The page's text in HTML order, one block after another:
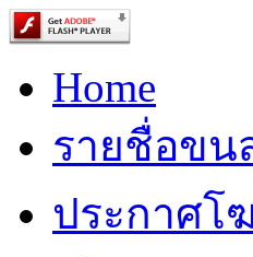
Home
รายชื่อขน
ประกาศโ